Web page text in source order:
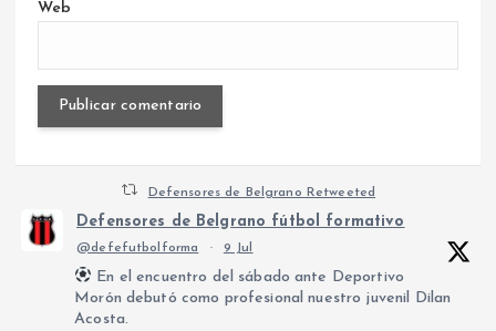
Web
Defensores de Belgrano Retweeted
Defensores de Belgrano fútbol formativo
@defefutbolforma · 9 Jul
En el encuentro del sábado ante Deportivo
Morón debutó como profesional nuestro juvenil Dilan
Acosta.